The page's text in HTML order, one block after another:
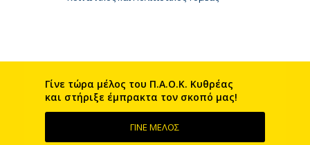
Γίνε τώρα μέλος του Π.Α.Ο.Κ. Kυθρέας
και στήριξε έμπρακτα τον σκοπό μας!
ΓΙΝΕ ΜΕΛΟΣ